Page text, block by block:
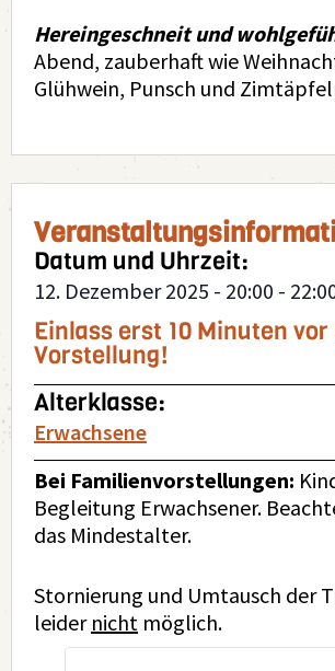
Hereingeschneit und
Abend, zauberhaft wie
Glühwein, Punsch und
Datum und Uhrzeit:
12. Dezember 2025 - 20:00 -
Einlass erst 10 Minuten
Vorstellung!
Alterklasse:
Erwachsene
Bei Familienvorstellungen:
Begleitung Erwachsener.
das Mindestalter.
Stornierung und Umtausch der
leider nicht möglich.